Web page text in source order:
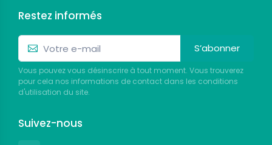
Restez informés
S’abonner
Vous pouvez vous désinscrire à tout moment. Vous trouverez
pour cela nos informations de contact dans les conditions
d'utilisation du site.
Suivez-nous